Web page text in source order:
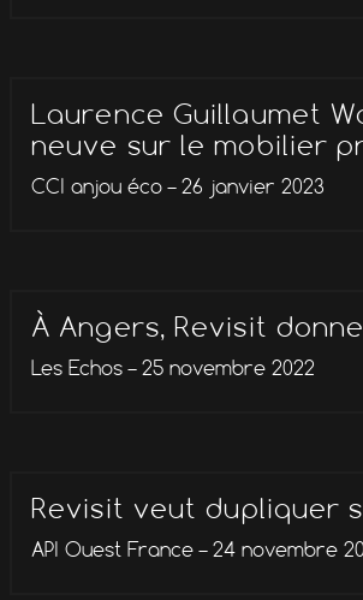
Laurence Guillaumet
neuve sur le mobilier
CCI anjou éco – 26 janvier 2023
À Angers, Revisit
Les Echos – 25 novembre 2022
Revisit veut dupliquer
API Ouest France – 24 novembre